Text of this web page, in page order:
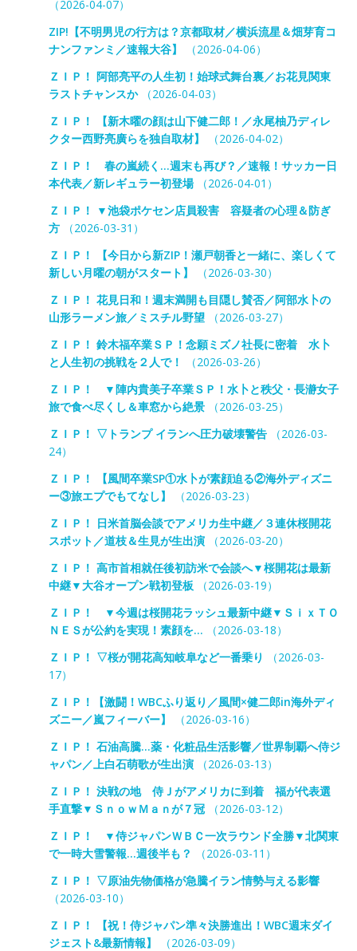
（2026-04-07）
ZIP!【不明男児の行方は？京都取材／横浜流星＆畑芽育コ
ナンファンミ／速報大谷】
（2026-04-06）
ＺＩＰ！ 阿部亮平の人生初！始球式舞台裏／お花見関東
ラストチャンスか（2026-04-03）
ＺＩＰ！ 【新木曜の顔は山下健二郎！／永尾柚乃ディレ
クター西野亮廣らを独自取材】
（2026-04-02）
ＺＩＰ！ 春の嵐続く…週末も再び？／速報！サッカー日
本代表／新レギュラー初登場（2026-04-01）
ＺＩＰ！ ▼池袋ポケセン店員殺害 容疑者の心理＆防ぎ
方（2026-03-31）
ＺＩＰ！ 【今日から新ZIP！瀬戸朝香と一緒に、楽しくて
新しい月曜の朝がスタート】
（2026-03-30）
ＺＩＰ！ 花見日和！週末満開も目隠し賛否／阿部水卜の
山形ラーメン旅／ミスチル野望（2026-03-27）
ＺＩＰ！ 鈴木福卒業ＳＰ！念願ミズノ社長に密着 水卜
と人生初の挑戦を２人で！
（2026-03-26）
ＺＩＰ！ ▼陣内貴美子卒業ＳＰ！水卜と秩父・長瀞女子
旅で食べ尽くし＆車窓から絶景（2026-03-25）
ＺＩＰ！ ▽トランプ イランへ圧力破壊警告（2026-03-
24）
ＺＩＰ！ 【風間卒業SP①水卜が素顔迫る②海外ディズニ
ー③旅エプでもてなし】
（2026-03-23）
ＺＩＰ！ 日米首脳会談でアメリカ生中継／３連休桜開花
スポット／道枝＆生見が生出演（2026-03-20）
ＺＩＰ！ 高市首相就任後初訪米で会談へ▼桜開花は最新
中継▼大谷オープン戦初登板 （2026-03-19）
ＺＩＰ！ ▼今週は桜開花ラッシュ最新中継▼ＳｉｘＴＯ
ＮＥＳが公約を実現！素顔を… （2026-03-18）
ＺＩＰ！ ▽桜が開花高知岐阜など一番乗り
（2026-03-
17）
ＺＩＰ！【激闘！WBCふり返り／風間×健二郎in海外ディ
ズニー／嵐フィーバー】
（2026-03-16）
ＺＩＰ！ 石油高騰…薬・化粧品生活影響／世界制覇へ侍ジ
ャパン／上白石萌歌が生出演（2026-03-13）
ＺＩＰ！ 決戦の地 侍Ｊがアメリカに到着 福が代表選
手直撃▼ＳｎｏｗＭａｎが７冠（2026-03-12）
ＺＩＰ！ ▼侍ジャパンＷＢＣ一次ラウンド全勝▼北関東
で一時大雪警報…週後半も？
（2026-03-11）
ＺＩＰ！ ▽原油先物価格が急騰イラン情勢与える影響
（2026-03-10）
ＺＩＰ！ 【祝！侍ジャパン準々決勝進出！WBC週末ダイ
ジェスト&最新情報】
（2026-03-09）